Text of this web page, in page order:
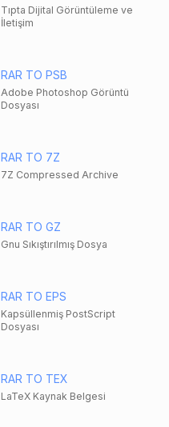
Tıpta Dijital Görüntüleme ve
İletişim
RAR TO PSB
Adobe Photoshop Görüntü
Dosyası
RAR TO 7Z
7Z Compressed Archive
RAR TO GZ
Gnu Sıkıştırılmış Dosya
RAR TO EPS
Kapsüllenmiş PostScript
Dosyası
RAR TO TEX
LaTeX Kaynak Belgesi